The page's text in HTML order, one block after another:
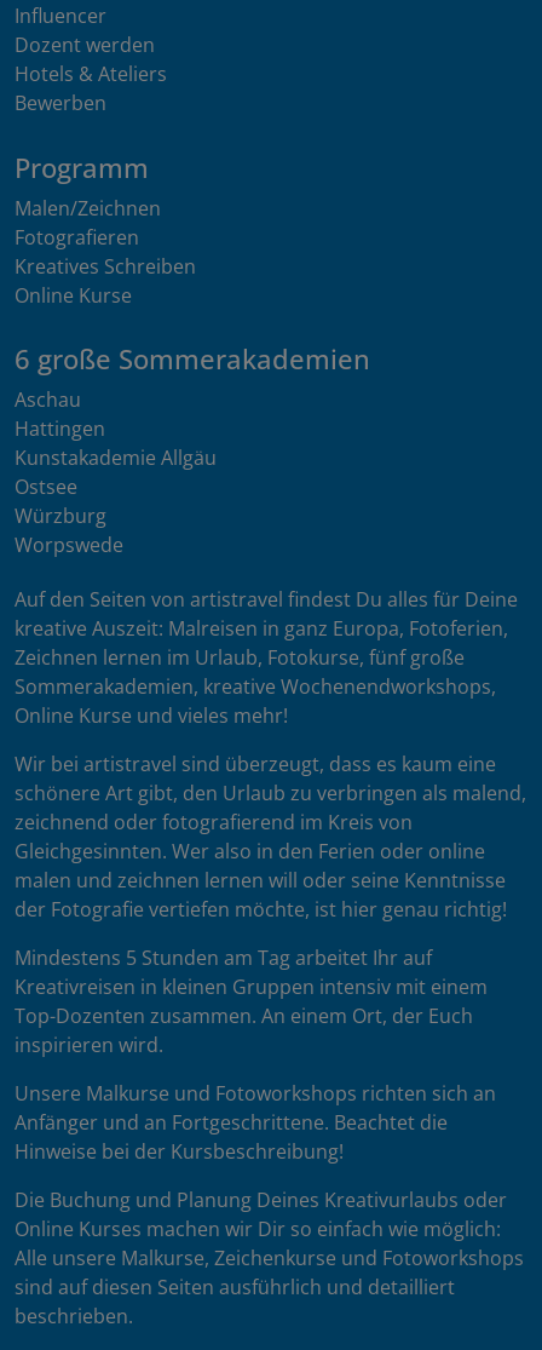
Influencer
Dozent werden
Hotels & Ateliers
Bewerben
Programm
Malen/Zeichnen
Fotografieren
Kreatives Schreiben
Online Kurse
6 große Sommerakademien
Aschau
Hattingen
Kunstakademie Allgäu
Ostsee
Würzburg
Worpswede
Auf den Seiten von artistravel findest Du alles für Deine
kreative Auszeit: Malreisen in ganz Europa, Fotoferien,
Zeichnen lernen im Urlaub, Fotokurse, fünf große
Sommerakademien, kreative Wochenendworkshops,
Online Kurse und vieles mehr!
Wir bei artistravel sind überzeugt, dass es kaum eine
schönere Art gibt, den Urlaub zu verbringen als malend,
zeichnend oder fotografierend im Kreis von
Gleichgesinnten. Wer also in den Ferien oder online
malen und zeichnen lernen will oder seine Kenntnisse
der Fotografie vertiefen möchte, ist hier genau richtig!
Mindestens 5 Stunden am Tag arbeitet Ihr auf
Kreativreisen in kleinen Gruppen intensiv mit einem
Top-Dozenten zusammen. An einem Ort, der Euch
inspirieren wird.
Unsere Malkurse und Fotoworkshops richten sich an
Anfänger und an Fortgeschrittene. Beachtet die
Hinweise bei der Kursbeschreibung!
Die Buchung und Planung Deines Kreativurlaubs oder
Online Kurses machen wir Dir so einfach wie möglich:
Alle unsere Malkurse, Zeichenkurse und Fotoworkshops
sind auf diesen Seiten ausführlich und detailliert
beschrieben.